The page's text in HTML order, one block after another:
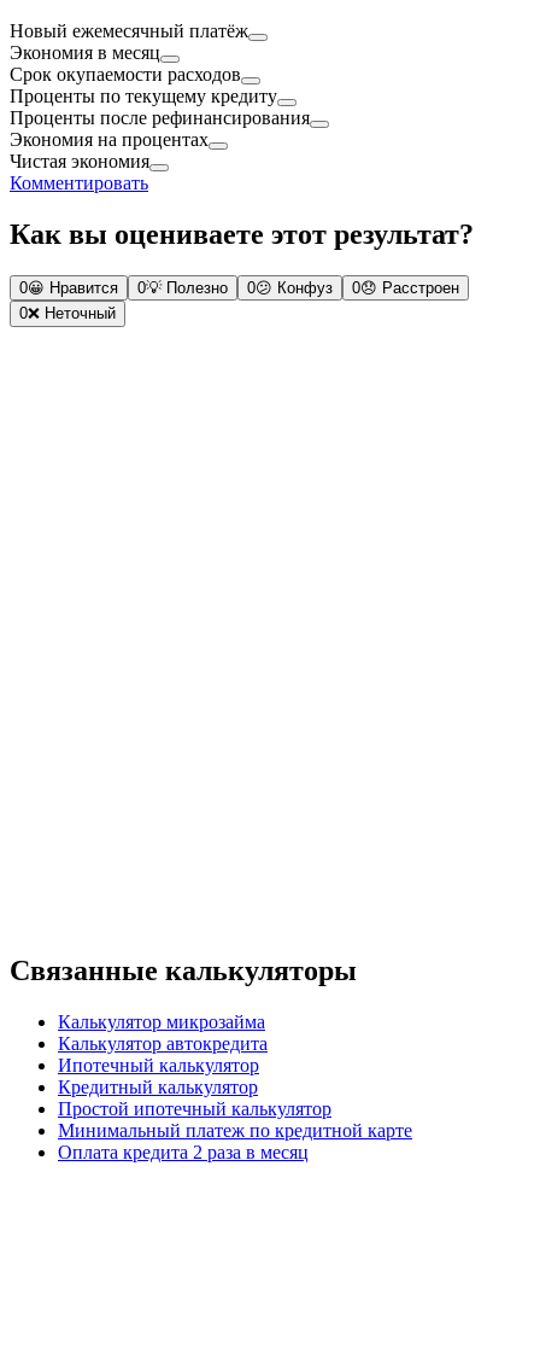
Новый ежемесячный платёж
Экономия в месяц
Срок окупаемости расходов
Проценты по текущему кредиту
Проценты после рефинансирования
Экономия на процентах
Чистая экономия
Комментировать
Как вы оцениваете этот результат?
0😀 Нравится 0💡 Полезно 0😕 Конфуз 0😞 Расстроен
0❌ Неточный
Связанные калькуляторы
Калькулятор микрозайма
Калькулятор автокредита
Ипотечный калькулятор
Кредитный калькулятор
Простой ипотечный калькулятор
Минимальный платеж по кредитной карте
Оплата кредита 2 раза в месяц